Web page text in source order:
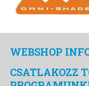
WEBSHOP
CSATLAKOZZ